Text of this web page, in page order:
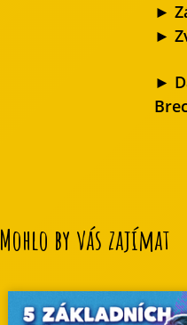
►
►
►
Mohlo by vás zajímat